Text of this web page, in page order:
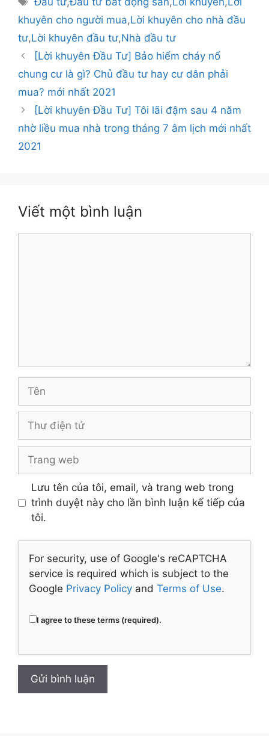
khuyên cho người mua,Lời khuyên cho nhà đầu
tư,Lời khuyên đầu tư,Nhà đầu tư
Điều
hướng
viết
[Lời khuyên Đầu Tư] Bảo hiểm cháy nổ
chung cư là gì? Chủ đầu tư hay cư dân phải
mua? mới nhất 2021
[Lời khuyên Đầu Tư] Tôi lãi đậm sau 4 năm
nhờ liều mua nhà trong tháng 7 âm lịch mới nhất
2021
Viết một bình luận
điện
tử
web
Lưu tên của tôi, email, và trang web trong
trình duyệt này cho lần bình luận kế tiếp của
tôi.
For security, use of Google's reCAPTCHA
service is required which is subject to the
Google Privacy Policy and Terms of Use.
I agree to these terms (required).